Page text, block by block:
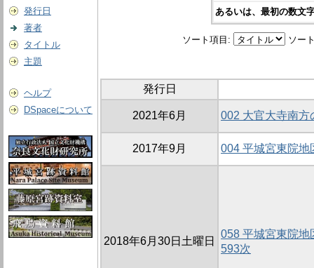
発行日
著者
タイトル
主題
ヘルプ
DSpaceについて
あるいは、最初の数文
ソート項目: ソー
発行日
2021年6月 002 大官大寺南方
2017年9月 004 平城宮東院地
2018年6月30日土曜日
058 平城宮東院地
593次